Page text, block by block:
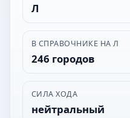
Л
В СПРАВОЧНИКЕ НА Л
246 городов
СИЛА ХОДА
нейтральный